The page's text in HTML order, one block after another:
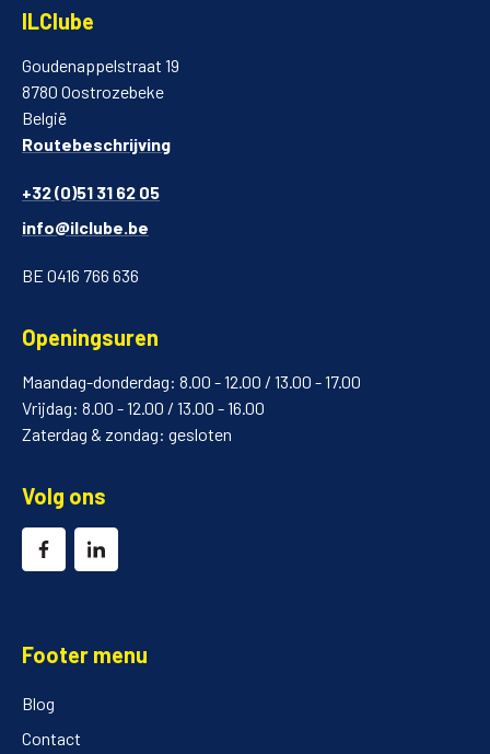
ILClube
Goudenappelstraat 19
8780 Oostrozebeke
België
Routebeschrijving
+32 (0)51 31 62 05
info@ilclube.be
BE 0416 766 636
Openingsuren
Maandag-donderdag: 8.00 - 12.00 / 13.00 - 17.00
Vrijdag: 8.00 - 12.00 / 13.00 - 16.00
Zaterdag & zondag: gesloten
Volg ons
Footer menu
Blog
Contact